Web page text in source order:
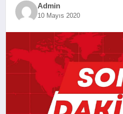
EĞITIM
YAŞAM
SANAT
Admin
10 Mayıs 2020